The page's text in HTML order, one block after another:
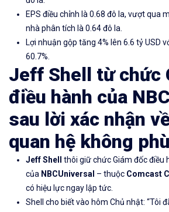
EPS điều chỉnh là 0.68 đô la, vượt qua
nhà phân tích là 0.64 đô la.
Lợi nhuận gộp tăng 4% lên 6.6 tỷ USD
60.7%.
Jeff Shell từ chức
điều hành của
sau lời xác nhận
quan hệ không
Jeff Shell
thôi giữ chức Giám đốc điều
của NBCUniversal – thuộc Comcast
có hiệu lực ngay lập tức.
Shell cho biết vào hôm Chủ nhật: “Tôi